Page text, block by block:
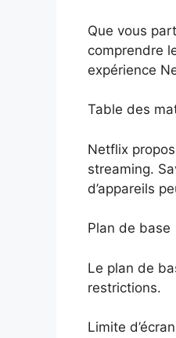
Que vous
comprendre
expérience
Table des
Netflix
streaming.
d’appareils
Plan de base
Le plan de
restrictions.
Limite